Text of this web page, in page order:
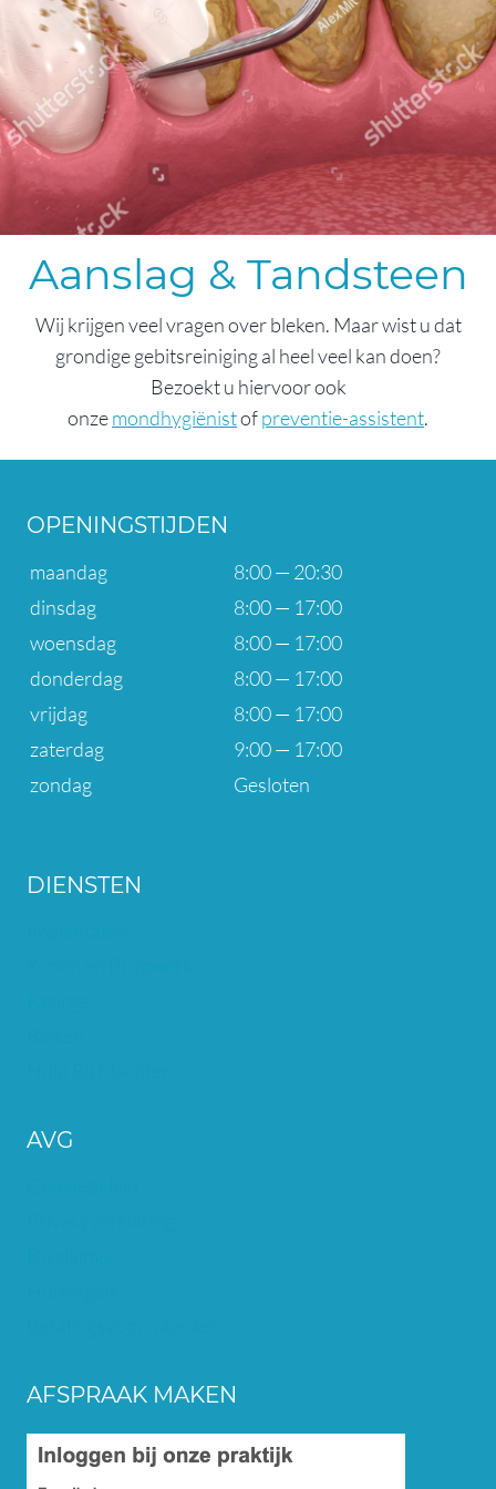
Aanslag & Tandsteen
Wij krijgen veel vragen over bleken. Maar wist u dat
grondige gebitsreiniging al heel veel kan doen?
Bezoekt u hiervoor ook
onzemondhygiënistofpreventie-assistent.
OPENINGSTIJDEN
maandag
8:00 — 20:30
dinsdag
8:00 — 17:00
woensdag
8:00 — 17:00
donderdag
8:00 — 17:00
vrijdag
8:00 — 17:00
zaterdag
9:00 — 17:00
zondag
Gesloten
DIENSTEN
AVG
AFSPRAAK MAKEN